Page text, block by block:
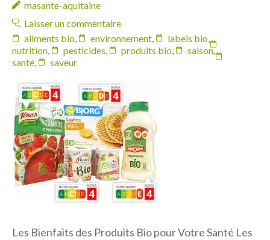
masante-aquitaine
Laisser un commentaire
aliments bio, environnement, labels bio,
nutrition, pesticides, produits bio, saison,
santé, saveur
Les Bienfaits des Produits Bio pour Votre Santé Les